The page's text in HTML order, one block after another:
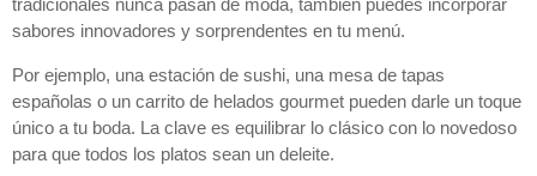
tradicionales nunca pasan de moda, también puedes incorporar
sabores innovadores y sorprendentes en tu menú.
Por ejemplo, una estación de sushi, una mesa de tapas
españolas o un carrito de helados gourmet pueden darle un toque
único a tu boda. La clave es equilibrar lo clásico con lo novedoso
para que todos los platos sean un deleite.